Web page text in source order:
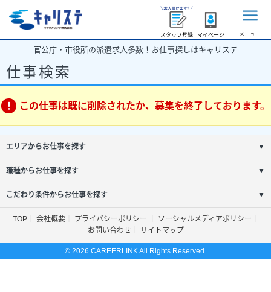
スタッフ登録 マイページ メニュー
官公庁・市役所の派遣求人多数！お仕事探しはキャリステ
仕事検索
この仕事は既に削除されたか、募集を終了しております。
エリアからお仕事を探す ▼
職種からお仕事を探す ▼
こだわり条件からお仕事を探す ▼
TOP 会社概要 プライバシーポリシー
ソーシャルメディアポリシー
お問い合わせ
サイトマップ
© 2026 CAREERLINK All Rights Reserved.